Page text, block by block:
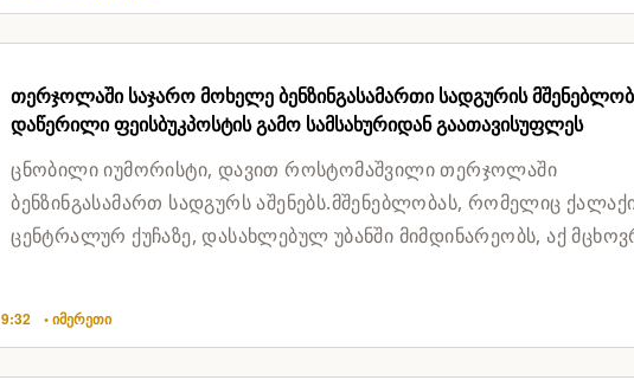
თერჯოლაში საჯარო მოხელე ბენზინგასამართი სადგურის
დაწერილი ფეისბუკპოსტის გამო სამსახურიდან გაათავისუფლეს
ცნობილი იუმორისტი, დავით როსტომაშვილი თერჯოლაში
ბენზინგასამართ სადგურს აშენებს.მშენებლობას, რომელიც
ცენტრალურ ქუჩაზე, დასახლებულ უბანში მიმდინარეობს, აქ
9:32 • იმერეთი